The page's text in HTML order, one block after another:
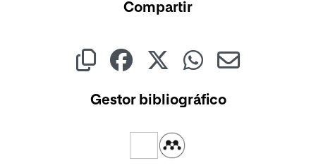
Compartir
Gestor bibliográfico